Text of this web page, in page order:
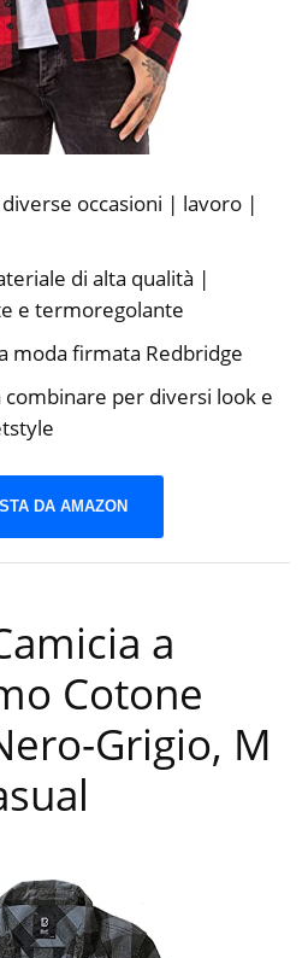
occasioni | lavoro |
di alta qualità |
e termoregolante
moda firmata Redbridge
combinare per diversi look e
DA AMAZON
a
Cotone
Grigio, M